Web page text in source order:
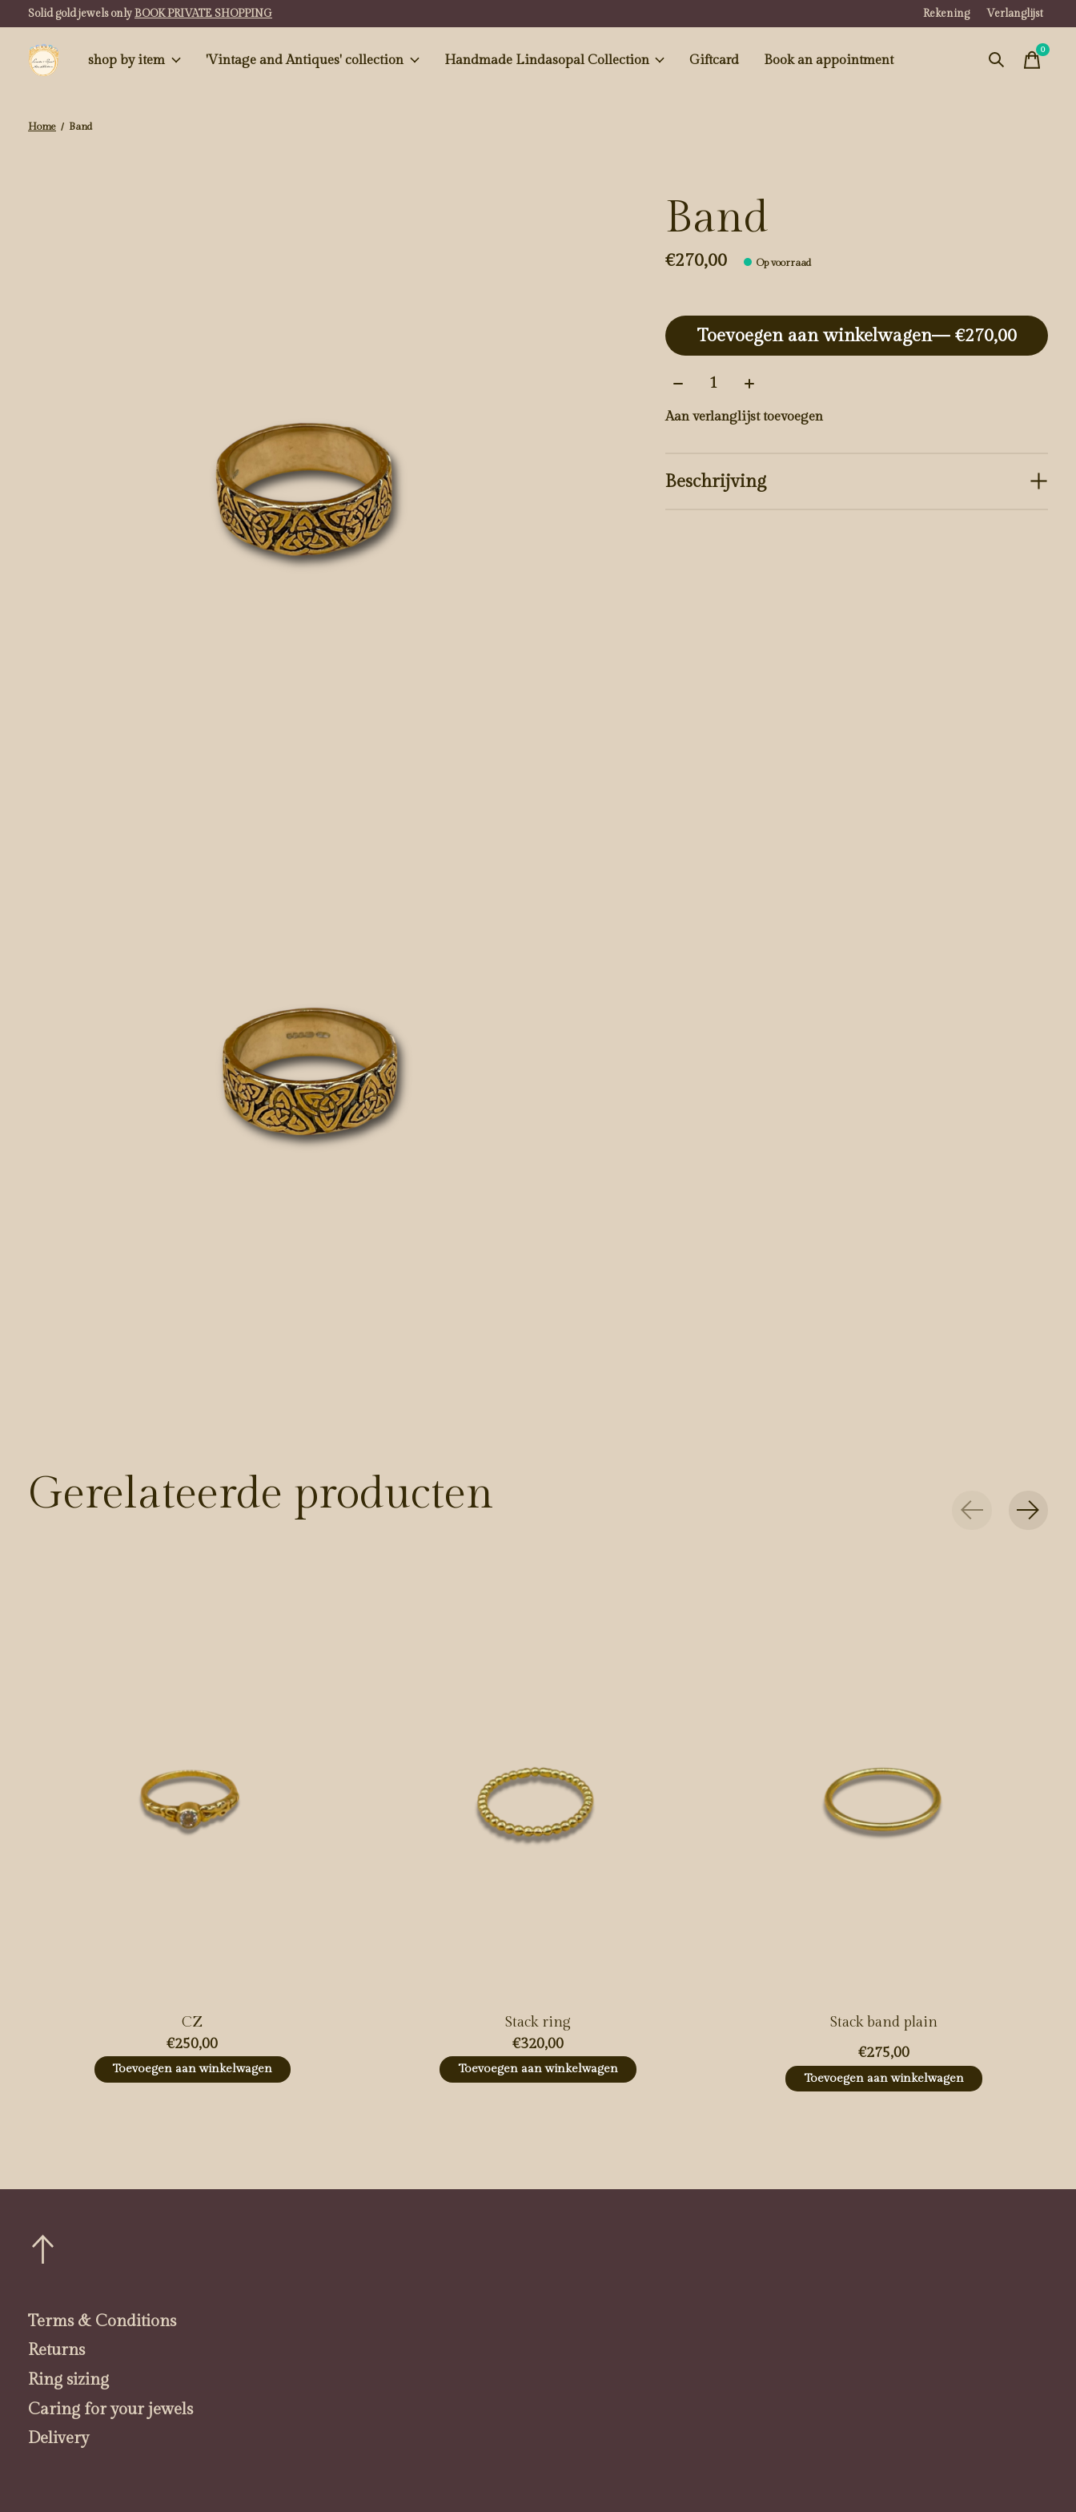
Solid gold jewels onlyBOOK PRIVATE SHOPPING Rekening Verlanglijst
shop by item 'Vintage and Antiques' collection Handmade Lindasopal Collection Giftcard Book an appointment
0items
Home / Band
Band
€270,00 Op voorraad
Toevoegen aan winkelwagen
— €270,00
Aantal:
Aan verlanglijst toevoegen
Beschrijving
Gerelateerde producten
CZ
€250,00
Toevoegen aan winkelwagen
Stack ring
€320,00
Toevoegen aan winkelwagen
Stack band plain
€275,00
Toevoegen aan winkelwagen
Terms & Conditions
Returns
Ring sizing
Caring for your jewels
Delivery